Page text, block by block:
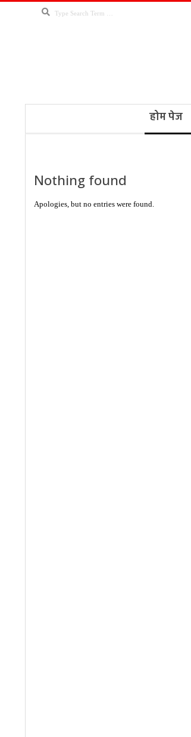
Search
होम पेज
Nothing found
Apologies, but no entries were found.